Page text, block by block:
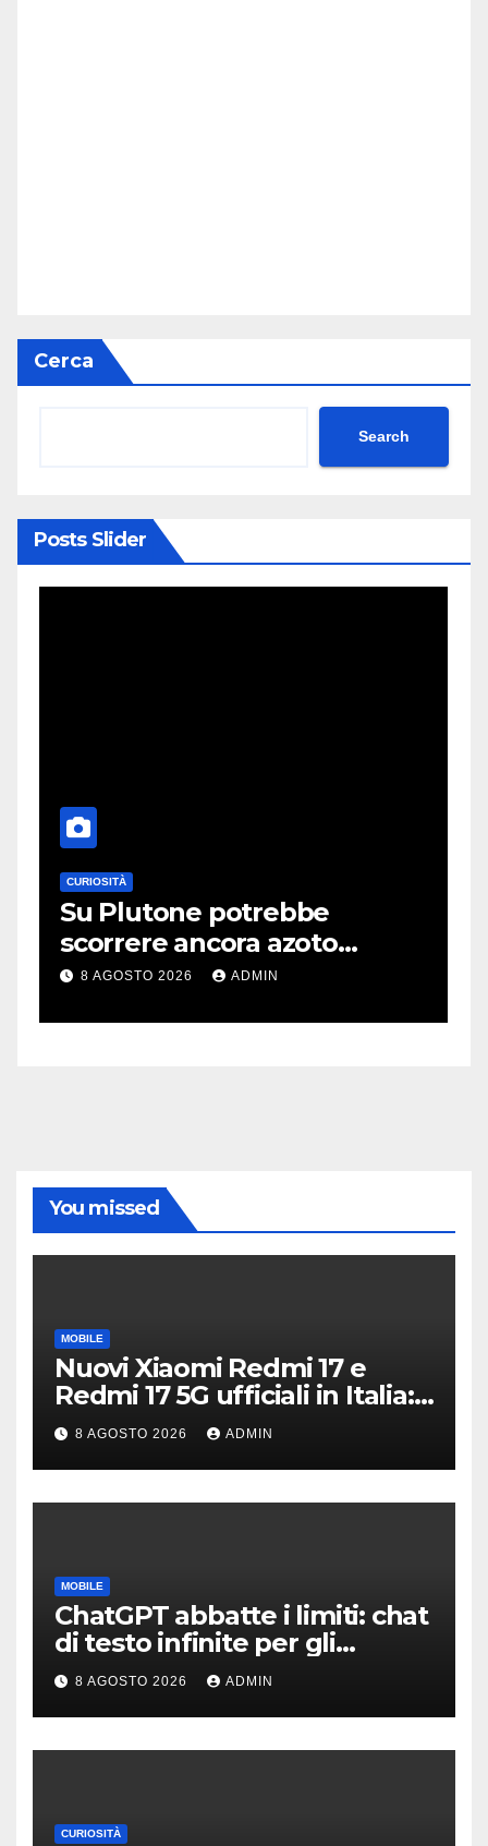
Cerca
Search
Posts Slider
CURIOSITÀ
Su Plutone potrebbe
scorrere ancora azoto
liquido
8 AGOSTO 2026 ADMIN
You missed
MOBILE
Nuovi Xiaomi Redmi 17 e
Redmi 17 5G ufficiali in Italia:
specifiche tecniche,
differenze e prezzi
8 AGOSTO 2026 ADMIN
MOBILE
ChatGPT abbatte i limiti: chat
di testo infinite per gli
account gratis e intelligenza
potenziata
8 AGOSTO 2026 ADMIN
CURIOSITÀ